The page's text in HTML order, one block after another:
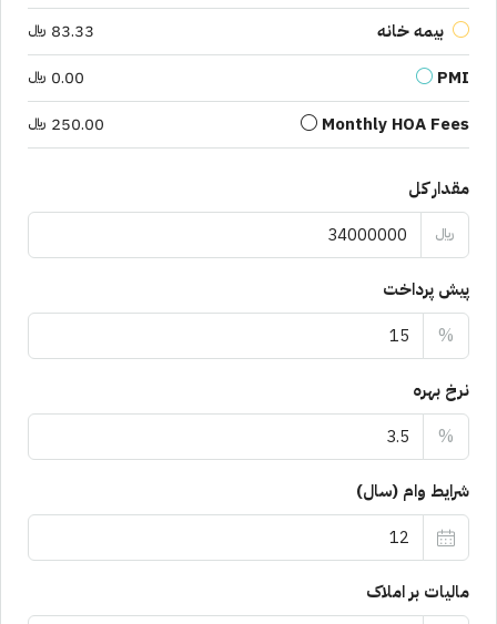
بیمه خانه
83.33 ﷼
PMI
0.00 ﷼
Monthly HOA Fees
250.00 ﷼
مقدار کل
﷼
پیش پرداخت
%
نرخ بهره
%
شرایط وام (سال)
مالیات بر املاک